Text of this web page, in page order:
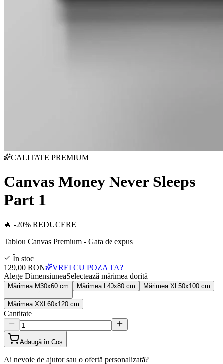
CALITATE PREMIUM
Canvas Money Never Sleeps
Part 1
🔥 -20% REDUCERE
Tablou Canvas Premium - Gata de expus
În stoc
129,00 RON
VREI CU POZA TA?
Alege DimensiuneaSelectează mărimea dorită
Mărimea M30x60 cm Mărimea 40x80 cm Mărimea XL 50x100 cm
Mărimea XXL 60x120 cm
Cantitate
Adaugă în Coș
Ai nevoie de ajutor sau o ofertă personalizată?